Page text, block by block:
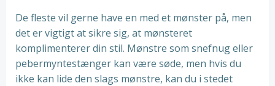
De fleste vil gerne have en med et mønster på, men
det er vigtigt at sikre sig, at mønsteret
komplimenterer din stil. Mønstre som snefnug eller
pebermyntestænger kan være søde, men hvis du
ikke kan lide den slags mønstre, kan du i stedet